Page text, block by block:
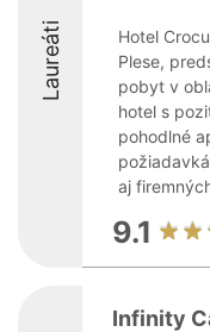
Laureáti
Hotel
Plese,
pobyt v
hotel s
pohodlné
aj
9.1
Infinity